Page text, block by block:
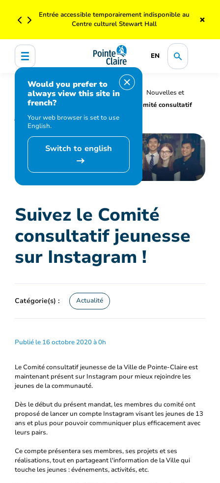
Entrée accessible temporairement indisponible au
Centre culturel Stewart Hall
×
EN
Would you prefer to
always view this site in
french?
Your web browser is set to use
English.
Switch to english
Accueil Organisation municipale
Nouvelles et
médias
Actualités
Suivez le Comité consultatif
jeunesse sur Instagram !
Suivez le Comité
consultatif jeunesse
sur Instagram !
Catégorie(s) : Actualité
Publié le 16 octobre 2020 à 0h
Le Comité consultatif jeunesse de la Ville de Pointe-Claire est
maintenant présent sur Instagram pour mieux rejoindre les
jeunes de la communauté.
Dès le début du présent mandat, les membres du comité ont
proposé de lancer un compte Instagram visant les jeunes de 13
ans et plus pour pouvoir communiquer plus efficacement avec
leurs pairs.
Ce compte présentera ses membres, ses projets et ses
réalisations, tout en partageant l'information de la Ville qui
touche les jeunes : événements, activités, etc.